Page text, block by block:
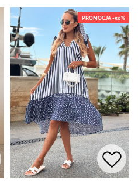
PROMOCJA -50%